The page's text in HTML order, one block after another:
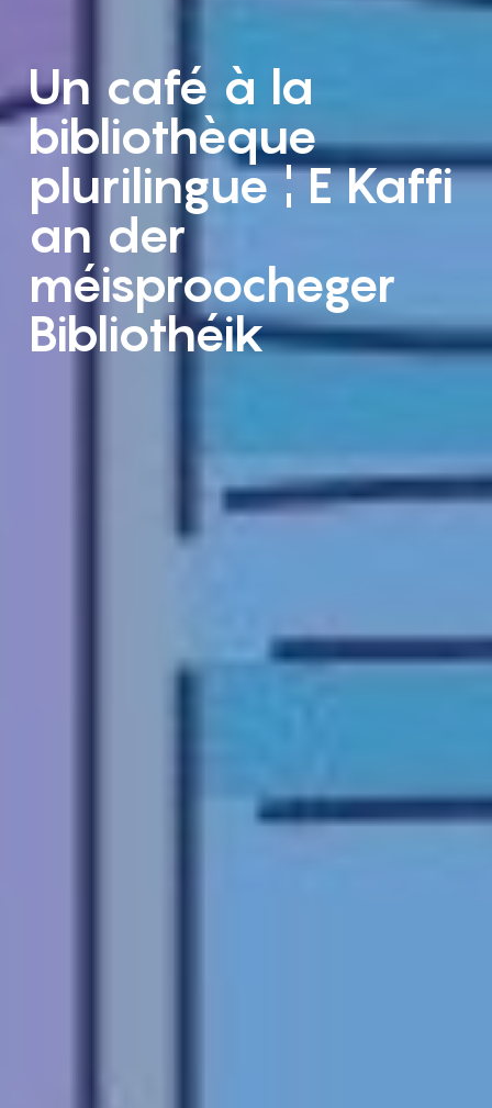
Un café à la
bibliothèque
plurilingue ¦ E Kaffi
an der
méisproocheger
Bibliothéik